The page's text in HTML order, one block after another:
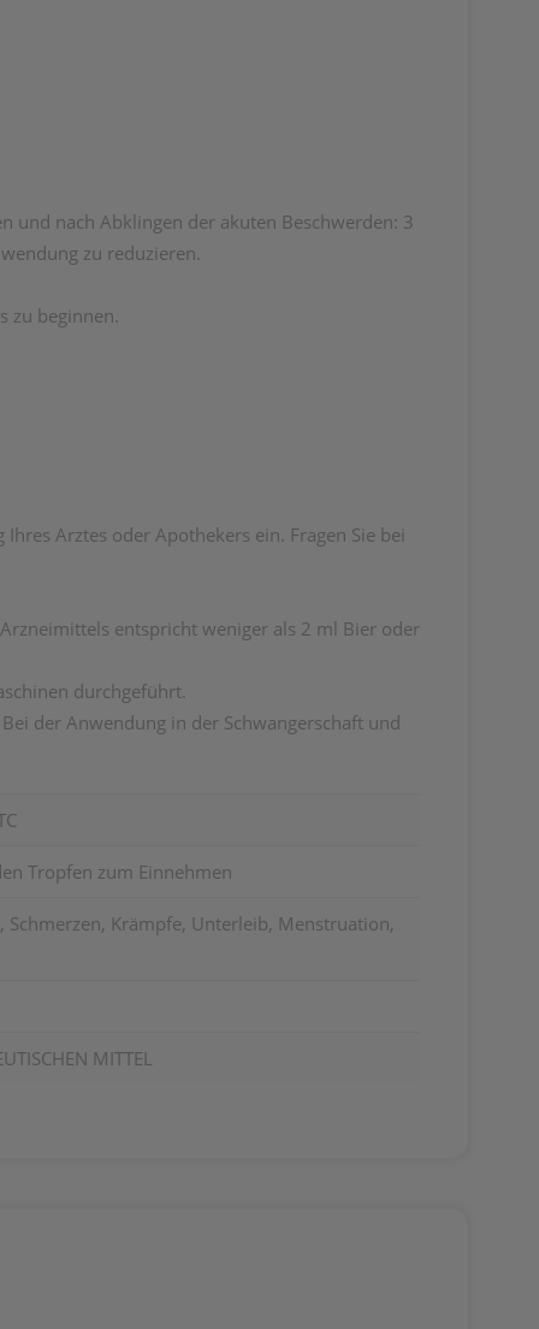
und nach Abklingen der akuten Beschwerden: 3
zu reduzieren.
zu beginnen.
Arztes oder Apothekers ein. Fragen Sie bei
entspricht weniger als 2 ml Bier oder
durchgeführt.
der Anwendung in der Schwangerschaft und
Tropfen zum Einnehmen
Krämpfe, Unterleib, Menstruation,
MITTEL